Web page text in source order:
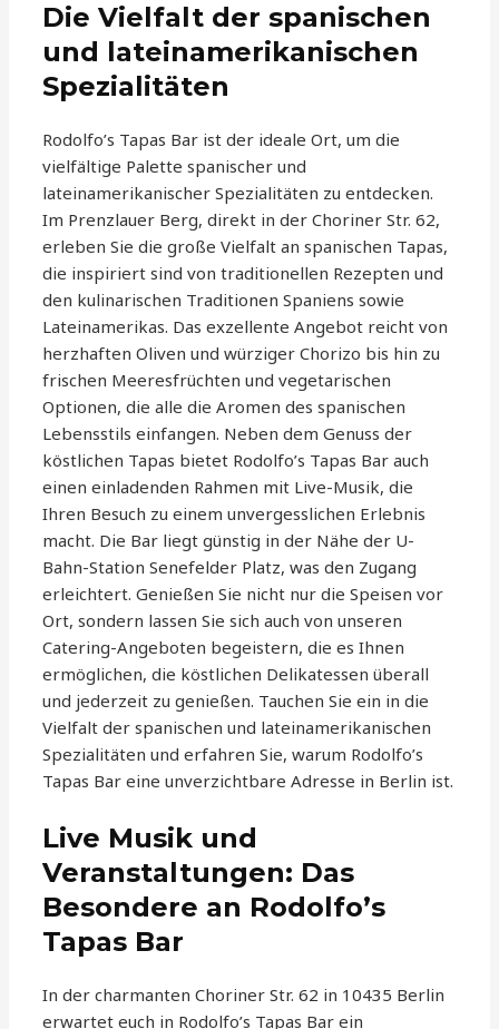
Die Vielfalt der spanischen
und lateinamerikanischen
Spezialitäten
Rodolfo’s Tapas Bar ist der ideale Ort, um die
vielfältige Palette spanischer und
lateinamerikanischer Spezialitäten zu entdecken.
Im Prenzlauer Berg, direkt in der Choriner Str. 62,
erleben Sie die große Vielfalt an spanischen Tapas,
die inspiriert sind von traditionellen Rezepten und
den kulinarischen Traditionen Spaniens sowie
Lateinamerikas. Das exzellente Angebot reicht von
herzhaften Oliven und würziger Chorizo bis hin zu
frischen Meeresfrüchten und vegetarischen
Optionen, die alle die Aromen des spanischen
Lebensstils einfangen. Neben dem Genuss der
köstlichen Tapas bietet Rodolfo’s Tapas Bar auch
einen einladenden Rahmen mit Live-Musik, die
Ihren Besuch zu einem unvergesslichen Erlebnis
macht. Die Bar liegt günstig in der Nähe der U-
Bahn-Station Senefelder Platz, was den Zugang
erleichtert. Genießen Sie nicht nur die Speisen vor
Ort, sondern lassen Sie sich auch von unseren
Catering-Angeboten begeistern, die es Ihnen
ermöglichen, die köstlichen Delikatessen überall
und jederzeit zu genießen. Tauchen Sie ein in die
Vielfalt der spanischen und lateinamerikanischen
Spezialitäten und erfahren Sie, warum Rodolfo’s
Tapas Bar eine unverzichtbare Adresse in Berlin ist.
Live Musik und
Veranstaltungen: Das
Besondere an Rodolfo’s
Tapas Bar
In der charmanten Choriner Str. 62 in 10435 Berlin
erwartet euch in Rodolfo’s Tapas Bar ein